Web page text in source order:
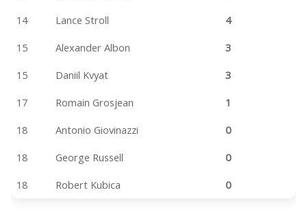
14
Lance Stroll
4
15
Alexander Albon
3
15
Daniil Kvyat
3
17
Romain Grosjean
1
18
Antonio Giovinazzi
0
18
George Russell
0
18
Robert Kubica 0